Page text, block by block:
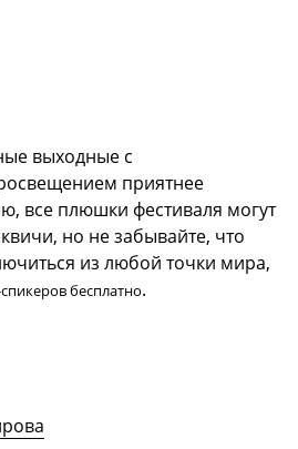
выходные с
приятнее
все плюшки фестиваля могут
но не забывайте, что
из любой точки мира,
бесплатно.